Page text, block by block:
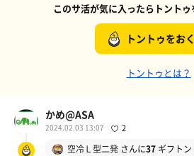
このサ活が気に入ったらトント
トントゥをお
トントゥとは？
かめ@ASA
2024.02.03 13:07 2
空冷Ｌ型二発さんに37ギフトン